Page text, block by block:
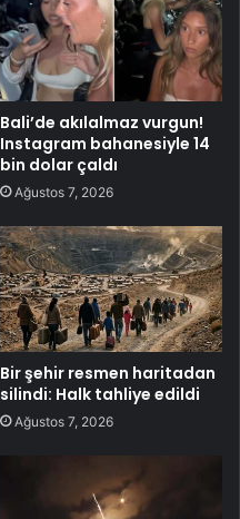
Bali’de akılalmaz vurgun!
Instagram bahanesiyle 14
bin dolar çaldı
Ağustos 7, 2026
Bir şehir resmen haritadan
silindi: Halk tahliye edildi
Ağustos 7, 2026